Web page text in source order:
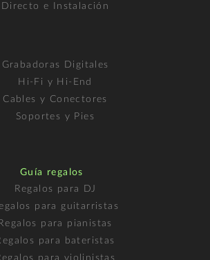
Directo e Instalación
Grabadoras Digitales
Hi-Fi y Hi-End
Cables y Conectores
Soportes y Pies
Guía regalos
Regalos para DJ
para guitarristas
Regalos para pianistas
para bateristas
para violinistas